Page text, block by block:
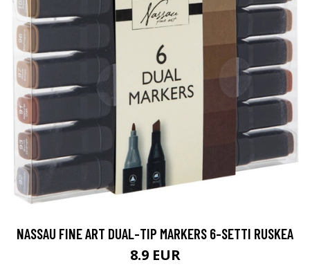
NASSAU FINE ART DUAL-TIP MARKERS 6-SETTI RUSKEA
8.9 EUR